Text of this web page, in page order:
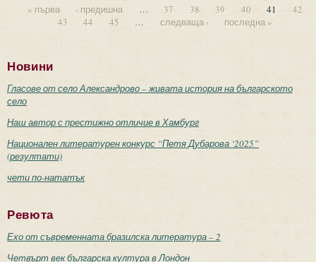
« първа ‹ предишна … 37 38 39 40 41
42
43
44 45 … следваща › последна »
Новини
Гласове от село Александрово – живата история на българското
село
Наш автор с престижно отличие в Хамбург
Национален литературен конкурс “Петя Дубарова ‘2025”
(резултати)
чети по-нататък
Ревюта
Ехо от съвременната бразилска литература – 2
Четвърт век българска култура в Лондон